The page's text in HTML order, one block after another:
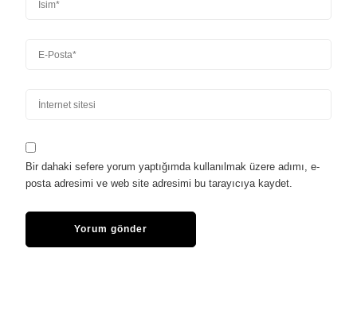
Bir dahaki sefere yorum yaptığımda kullanılmak üzere adımı, e-
posta adresimi ve web site adresimi bu tarayıcıya kaydet.